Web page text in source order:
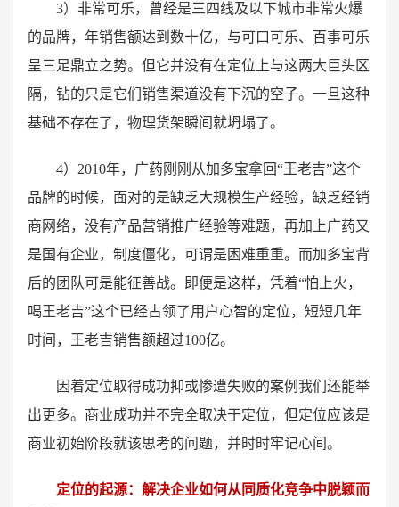
3）非常可乐，曾经是三四线及以下城市非常火爆
的品牌，年销售额达到数十亿，与可口可乐、百事可乐
呈三足鼎立之势。但它并没有在定位上与这两大巨头区
隔，钻的只是它们销售渠道没有下沉的空子。一旦这种
基础不存在了，物理货架瞬间就坍塌了。
4）2010年，广药刚刚从加多宝拿回“王老吉”这个
品牌的时候，面对的是缺乏大规模生产经验，缺乏经销
商网络，没有产品营销推广经验等难题，再加上广药又
是国有企业，制度僵化，可谓是困难重重。而加多宝背
后的团队可是能征善战。即便是这样，凭着“怕上火，
喝王老吉”这个已经占领了用户心智的定位，短短几年
时间，王老吉销售额超过100亿。
因着定位取得成功抑或惨遭失败的案例我们还能举
出更多。商业成功并不完全取决于定位，但定位应该是
商业初始阶段就该思考的问题，并时时牢记心间。
定位的起源：解决企业如何从同质化竞争中脱颖而